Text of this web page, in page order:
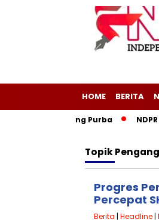
HOME BERITA
Layang-Layang Purba
Topik
Progres
Percepat
Berita | Headline |